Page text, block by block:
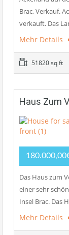
Brac, Verkauf.
verkauft. Das
Mehr Details
51820 sq ft
Haus Zum
Das Haus zum
einer sehr
Insel Brac. Das
Mehr Details